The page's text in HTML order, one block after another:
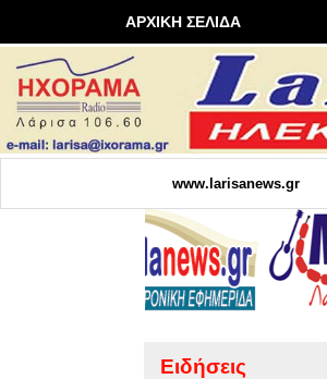
ΑΡΧΙΚΗ ΣΕΛΙΔΑ
www.larisanews.gr
Ειδήσεις